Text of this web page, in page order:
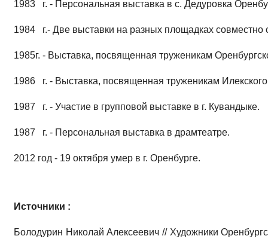
1983 г. - Персональная выставка в с. Дедуровка
1984 г.- Две выставки на разных площадках
1985г. - Выставка, посвященная труженикам
1986 г. - Выставка, посвященная труженикам
1987 г. - Участие в групповой выставке в г. Кувандыке.
1987 г. - Персональная выставка в драмтеатре.
2012 год - 19 октября умер в г. Оренбурге.
Источники :
Болодурин Николай Алексеевич // Художники